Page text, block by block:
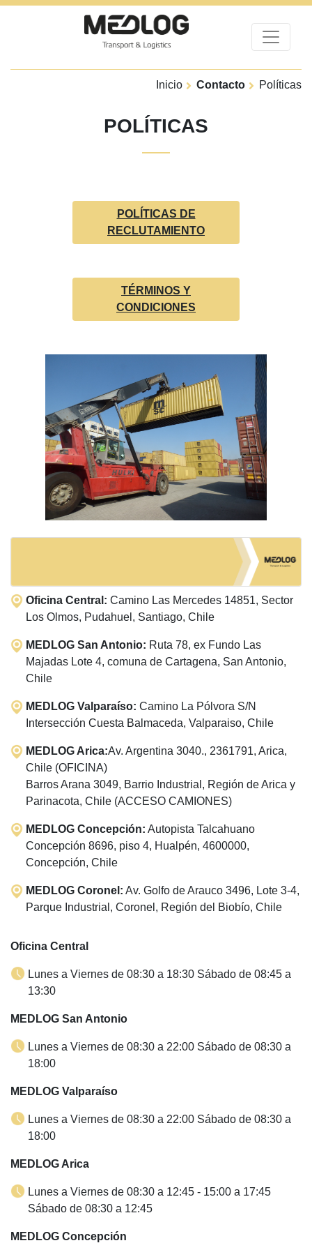
Inicio Contacto Políticas
POLÍTICAS
POLÍTICAS DE
RECLUTAMIENTO
TÉRMINOS Y
CONDICIONES
Oficina Central: Camino Las Mercedes 14851, Sector
Los Olmos, Pudahuel, Santiago, Chile
MEDLOG San Antonio: Ruta 78, ex Fundo Las
Majadas Lote 4, comuna de Cartagena, San Antonio,
Chile
MEDLOG Valparaíso: Camino La Pólvora S/N
Intersección Cuesta Balmaceda, Valparaiso, Chile
MEDLOG Arica:Av. Argentina 3040., 2361791, Arica,
Chile (OFICINA)
Barros Arana 3049, Barrio Industrial, Región de Arica y
Parinacota, Chile (ACCESO CAMIONES)
MEDLOG Concepción: Autopista Talcahuano
Concepción 8696, piso 4, Hualpén, 4600000,
Concepción, Chile
MEDLOG Coronel: Av. Golfo de Arauco 3496, Lote 3-4,
Parque Industrial, Coronel, Región del Biobío, Chile
Oficina Central
Lunes a Viernes de 08:30 a 18:30 Sábado de 08:45 a
13:30
MEDLOG San Antonio
Lunes a Viernes de 08:30 a 22:00 Sábado de 08:30 a
18:00
MEDLOG Valparaíso
Lunes a Viernes de 08:30 a 22:00 Sábado de 08:30 a
18:00
MEDLOG Arica
Lunes a Viernes de 08:30 a 12:45 - 15:00 a 17:45
Sábado de 08:30 a 12:45
MEDLOG Concepción